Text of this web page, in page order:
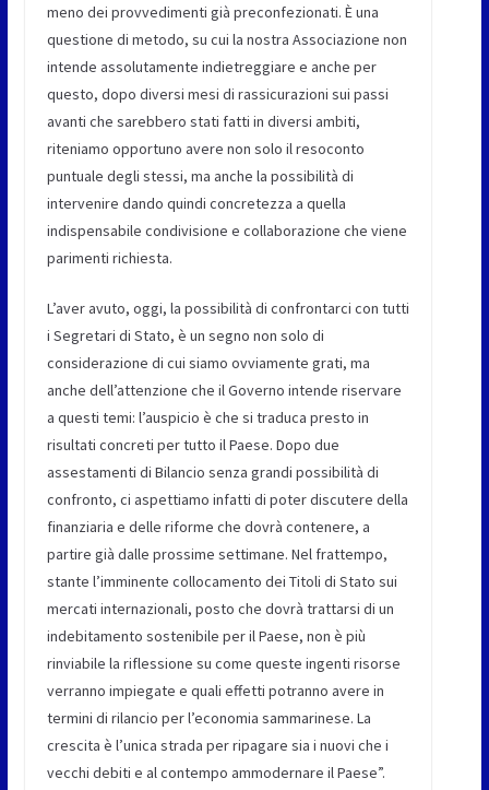
meno dei provvedimenti già preconfezionati. È una
questione di metodo, su cui la nostra Associazione non
intende assolutamente indietreggiare e anche per
questo, dopo diversi mesi di rassicurazioni sui passi
avanti che sarebbero stati fatti in diversi ambiti,
riteniamo opportuno avere non solo il resoconto
puntuale degli stessi, ma anche la possibilità di
intervenire dando quindi concretezza a quella
indispensabile condivisione e collaborazione che viene
parimenti richiesta.
L’aver avuto, oggi, la possibilità di confrontarci con tutti
i Segretari di Stato, è un segno non solo di
considerazione di cui siamo ovviamente grati, ma
anche dell’attenzione che il Governo intende riservare
a questi temi: l’auspicio è che si traduca presto in
risultati concreti per tutto il Paese. Dopo due
assestamenti di Bilancio senza grandi possibilità di
confronto, ci aspettiamo infatti di poter discutere della
finanziaria e delle riforme che dovrà contenere, a
partire già dalle prossime settimane. Nel frattempo,
stante l’imminente collocamento dei Titoli di Stato sui
mercati internazionali, posto che dovrà trattarsi di un
indebitamento sostenibile per il Paese, non è più
rinviabile la riflessione su come queste ingenti risorse
verranno impiegate e quali effetti potranno avere in
termini di rilancio per l’economia sammarinese. La
crescita è l’unica strada per ripagare sia i nuovi che i
vecchi debiti e al contempo ammodernare il Paese”.